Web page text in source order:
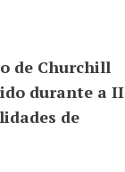
de Churchill
durante a II
de